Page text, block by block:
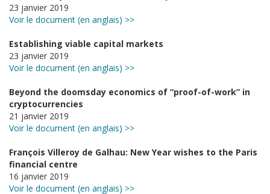
23 janvier 2019
Voir le document (en anglais) >>
Establishing viable capital markets
23 janvier 2019
Voir le document (en anglais) >>
Beyond the doomsday economics of “proof-of-work” in
cryptocurrencies
21 janvier 2019
Voir le document (en anglais) >>
François Villeroy de Galhau: New Year wishes to the Paris
financial centre
16 janvier 2019
Voir le document (en anglais) >>